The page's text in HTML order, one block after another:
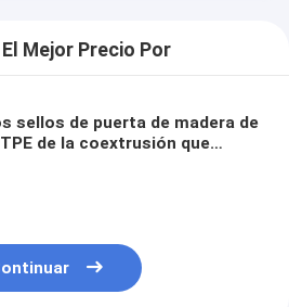
Mejor Precio Por
sellos de puerta de madera de
de la coextrusión que